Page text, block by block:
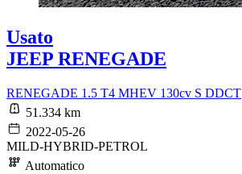
Usato
JEEP RENEGADE
RENEGADE 1.5 T4 MHEV 130cv S DDCT
51.334 km
2022-05-26
MILD-HYBRID-PETROL
Automatico